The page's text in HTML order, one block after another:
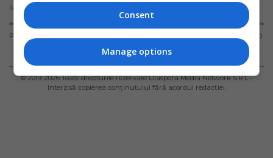
Scris de Daniela Stoica
PUBLICITATE
POLITICA PRIVIND
© 2019-2026Toate drepturile rezervate Diaspora Media Network S.R.L -
Interzisă copierea conținutului fără acordul redacției.
Consent
Manage options